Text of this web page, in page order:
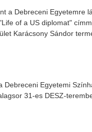
a Debreceni Egyetemre
of a US diplomat"
Karácsony Sándor
Debreceni Egyetemi
31-es DESZ-